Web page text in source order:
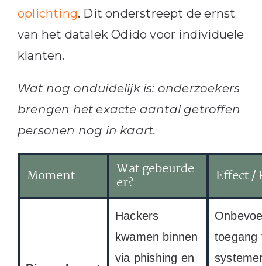
oplichting. Dit onderstreept de ernst
van het datalek Odido voor individuele
klanten.
Wat nog onduidelijk is: onderzoekers
brengen het exacte aantal getroffen
personen nog in kaart.
Moment Wat gebeurde
er? Effect /
Hackers
kwamen binnen
via phishing en
toegang